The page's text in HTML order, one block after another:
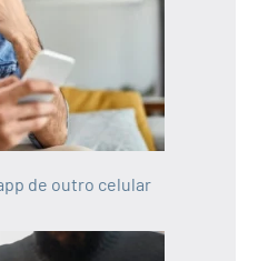
de outro celular